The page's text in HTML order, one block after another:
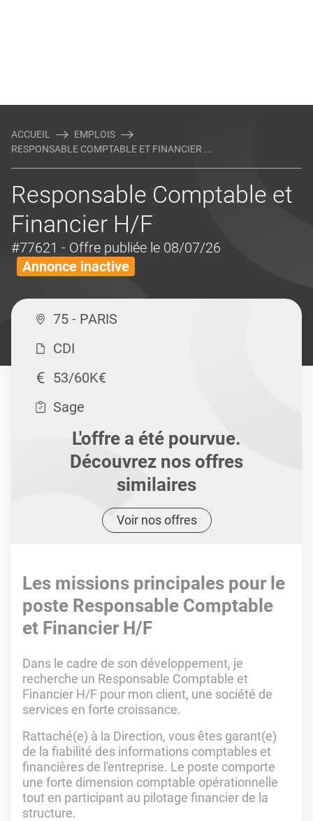
ACCUEIL
EMPLOIS
RESPONSABLE COMPTABLE ET FINANCIER ...
Responsable Comptable et
Financier H/F
#77621 - Offre publiée le 08/07/26
Annonce inactive
75 - PARIS
CDI
53/60K€
Sage
L'offre a été pourvue.
Découvrez nos offres
similaires
Voir nos offres
Les missions principales pour le
poste Responsable Comptable
et Financier H/F
Dans le cadre de son développement, je
recherche un Responsable Comptable et
Financier H/F pour mon client, une société de
services en forte croissance.
Rattaché(e) à la Direction, vous êtes garant(e)
de la fiabilité des informations comptables et
financières de l'entreprise. Le poste comporte
une forte dimension comptable opérationnelle
tout en participant au pilotage financier de la
structure.